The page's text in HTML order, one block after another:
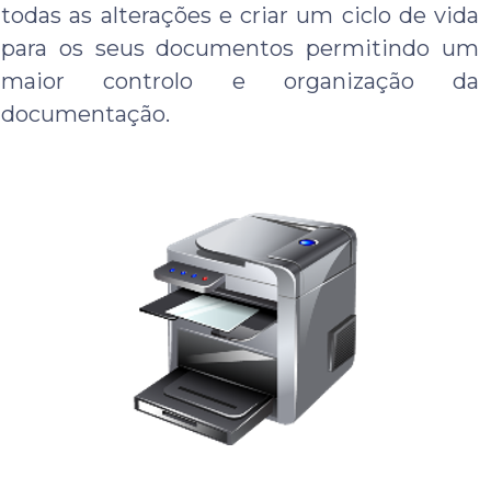
todas as alterações e criar um ciclo de vida
para os seus documentos permitindo um
maior controlo e organização da
documentação.